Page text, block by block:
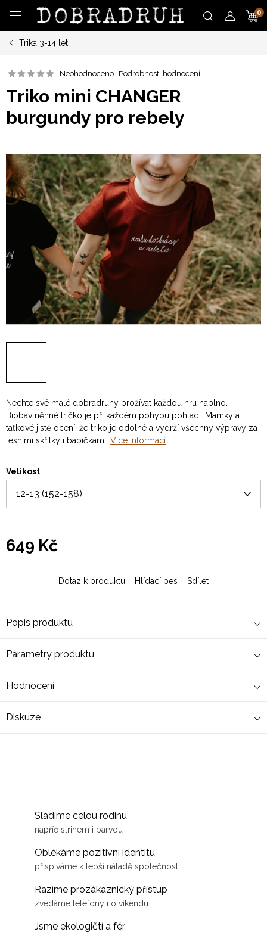
obsah
Trika 3-14 let
Neohodnoceno Podrobnosti hodnocení
Triko mini CHANGER
burgundy pro rebely
Nechte své malé dobradruhy prožívat každou hru naplno.
Biobavlněnné tričko je při každém pohybu pohladí. Mamky a
taťkové jistě ocení, že triko je odolné a vydrží všechny výpravy za
lesními skřítky i babičkami. Více informací
Velikost
649 Kč
Dotaz k produktu
Hlídací pes Sdílet
Popis produktu
Parametry produktu
Hodnocení
Diskuze
Sladíme celou rodinu
napříč střihem i barvou
Oblékáme pozitivní identitu
přispíváme k lepší náladě společnosti
Razíme prozákaznický přístup
zvedáme telefony i o víkendu
Jsme ekologičtí a fér